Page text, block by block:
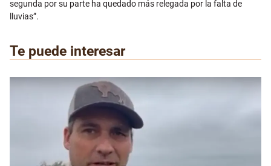
segunda por su parte ha quedado más relegada por la falta de
lluvias”.
Te puede interesar